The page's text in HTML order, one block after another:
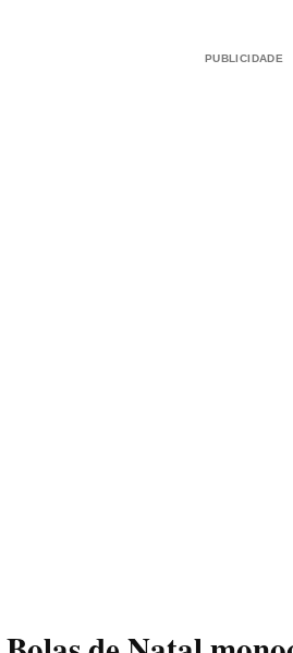
PUBLICIDADE